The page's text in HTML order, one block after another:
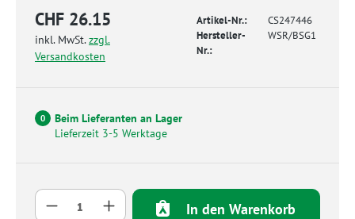
CHF 26.15
inkl. MwSt.zzgl.
Versandkosten
Artikel-Nr.:
CS247446
Hersteller-
Nr.:
WSR/BSG1
0
Beim Lieferanten an Lager
Lieferzeit 3-5 Werktage
Produkt Anzahl: Gib den gewünschten
In den Warenkorb